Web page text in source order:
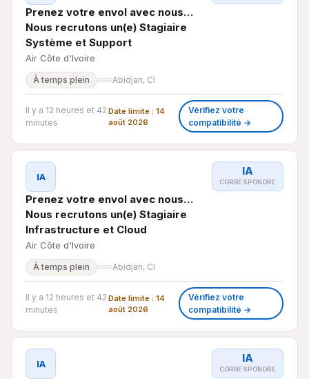
Prenez votre envol avec nous…
Nous recrutons un(e) Stagiaire
Système et Support
Air Côte d'Ivoire
À temps plein Abidjan, CI
Il y a 12 heures et 42
minutes
Date limite : 14
août 2026
Vérifiez votre
compatibilité →
IA
Prenez votre envol avec nous…
Nous recrutons un(e) Stagiaire
Infrastructure et Cloud
Air Côte d'Ivoire
IA
CORRESPONDRE
À temps plein Abidjan, CI
Il y a 12 heures et 42
minutes
Date limite : 14
août 2026
Vérifiez votre
compatibilité →
IA IA
CORRESPONDRE